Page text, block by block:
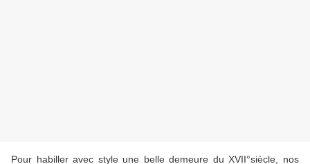
Pour habiller avec style une belle demeure du XVII°siècle, nos